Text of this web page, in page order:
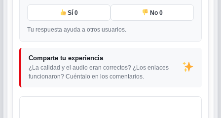
Sí0 No 0
Tu respuesta ayuda a otros usuarios.
Comparte tu experiencia
¿La calidad y el audio eran correctos? ¿Los enlaces
funcionaron? Cuéntalo en los comentarios.